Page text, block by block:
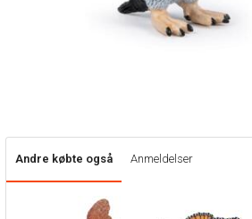
Andre købte også Anmeldelser